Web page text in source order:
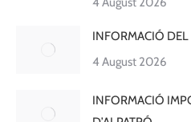
INFORMACIÓ DEL
4 August 2026
INFORMACIÓ